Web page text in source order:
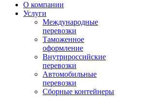
О компании
Услуги
Международные
перевозки
Таможенное
оформление
Внутрироссийские
перевозки
Автомобильные
перевозки
Сборные контейнеры